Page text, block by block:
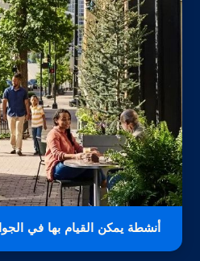
أنشطة يمكن القيام بها في